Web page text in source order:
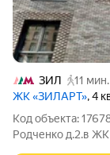
ЗИЛ
11 мин.
ЖК «ЗИЛАРТ», 4
Код объекта:
Родченко д.2.в